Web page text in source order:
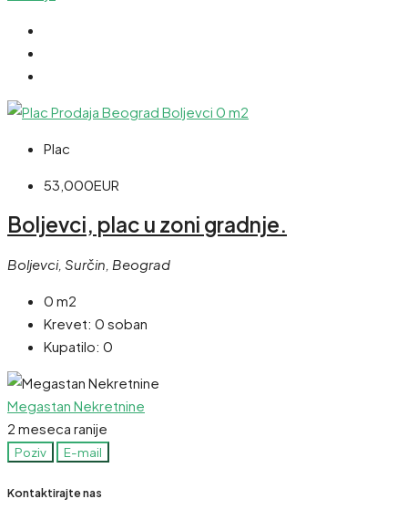
Plac
53,000EUR
Boljevci, plac u zoni gradnje.
Boljevci, Surčin, Beograd
0 m2
Krevet: 0 soban
Kupatilo: 0
Megastan Nekretnine
2 meseca ranije
Poziv E-mail
Kontaktirajte nas